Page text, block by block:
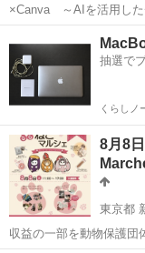
×Canva ～AIを活用した
たい…
焼津市 焼津
抽選で
くらしノ
8月8
東京都
収益の一部を動物保護団